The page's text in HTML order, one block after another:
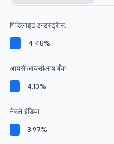
पिडिलाइट इन्डस्ट्रीस.
4.48%
आयसीआयसीआय बँक
4.13%
नेस्ले इंडिया
3.97%